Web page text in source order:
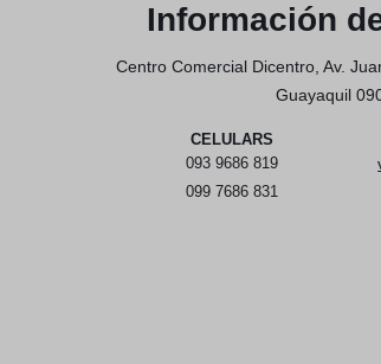
Accesorios
Información
Centro Comercial Dicentro, Av.
Guayaquil
CELULARS
093 9686 819
099 7686 831